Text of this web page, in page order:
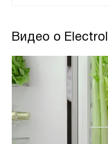
Видео о